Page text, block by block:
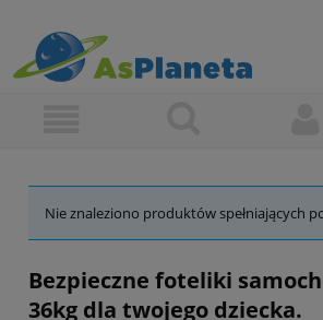
Nie znaleziono produktów spełniających
Bezpieczne foteliki
36kg dla twojego dziecka.